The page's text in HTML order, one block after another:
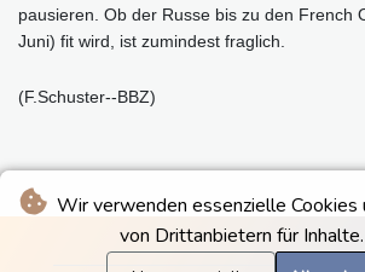
Wir verwenden essenzielle Cookies
von Drittanbietern für Inhalte.
pausieren. Ob der Russe bis zu den French
Juni) fit wird, ist zumindest fraglich.
(F.Schuster--BBZ)